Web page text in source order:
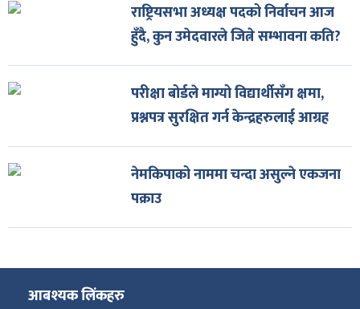
राष्ट्रियसभा अध्यक्ष पदको निर्वाचन आज
हुँदै, कुन उमेदवारले जित्ने सम्भावना कति?
परीक्षा बोर्डले माग्यो विद्यार्थीसँग क्षमा,
प्रश्नपत्र सुरक्षित गर्न केन्द्रहरुलाई आग्रह
नेमकिपाको नाममा चन्दा असुल्ने एकजना
पक्राउ
आबश्यक लिंकहरु